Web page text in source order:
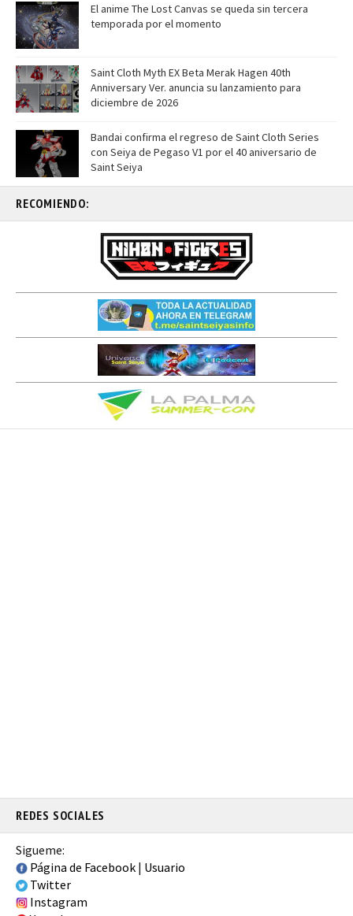
El anime The Lost Canvas se queda sin tercera
temporada por el momento
Saint Cloth Myth EX Beta Merak Hagen 40th
Anniversary Ver. anuncia su lanzamiento para
diciembre de 2026
Bandai confirma el regreso de Saint Cloth Series
con Seiya de Pegaso V1 por el 40 aniversario de
Saint Seiya
RECOMIENDO:
REDES SOCIALES
Sigueme:
Página de Facebook | Usuario
Twitter
Instagram